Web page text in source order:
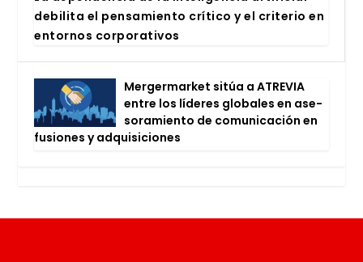
debi­li­ta el pen­sa­mien­to crí­ti­co y el cri­te­rio en
entor­nos cor­po­ra­ti­vos
Mer­ger­mar­ket sitúa a ATRE­VIA
entre los líde­res glo­ba­les en ase­
so­ra­mien­to de comu­ni­ca­ción en
fusio­nes y adqui­si­cio­nes